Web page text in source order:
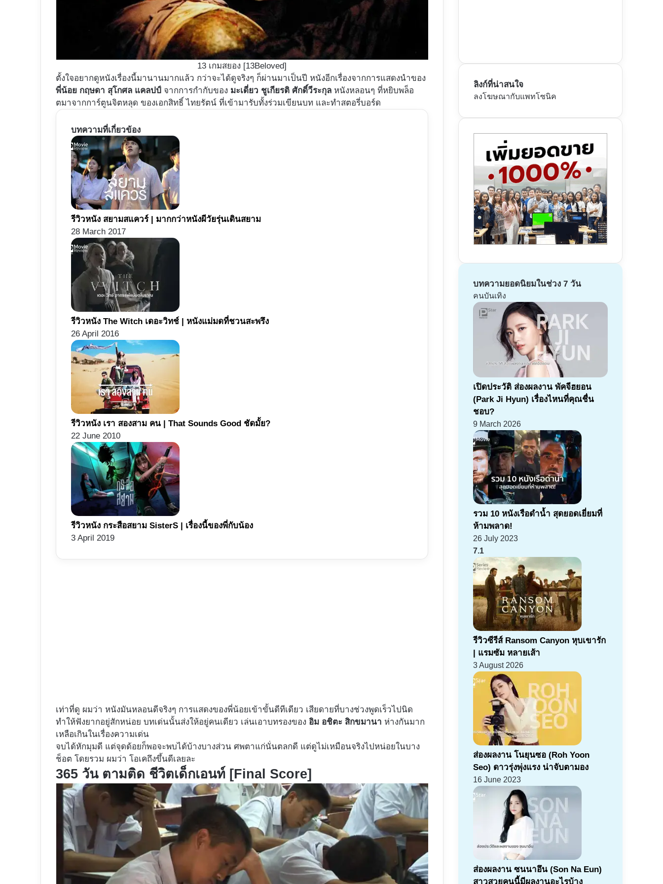
13 เกมสยอง [13Beloved]
ตั้งใจอยากดูหนังเรื่องนี้มานานมากแล้ว กว่าจะได้ดูจริงๆ ก็ผ่านมาเป็นปี หนังอีกเรื่องจากการแสดงนำของ
พี่น้อย กฤษดา สุโกศล แคลปป์ จากการกำกับของ มะเดี่ยว ชูเกียรติ ศักดิ์วีระกุล หนังหลอนๆ ที่หยิบพล็อ
ตมาจากการ์ตูนจิตหลุด ของเอกสิทธิ์ ไทยรัตน์ ที่เข้ามารับทั้งร่วมเขียนบท และทำสตอรี่บอร์ด
บทความที่เกี่ยวข้อง
รีวิวหนัง สยามสแควร์ | มากกว่าหนังผีวัยรุ่นเดินสยาม
28 March 2017
รีวิวหนัง The Witch เดอะวิทช์ | หนังแม่มดที่ชวนสะพรึง
26 April 2016
รีวิวหนัง เรา สองสาม คน | That Sounds Good ชัดมั้ย?
22 June 2010
รีวิวหนัง กระสือสยาม SisterS | เรื่องนี้ของพี่กับน้อง
3 April 2019
เท่าที่ดู ผมว่า หนังมันหลอนดีจริงๆ การแสดงของพี่น้อยเข้าขั้นดีทีเดียว เสียดายที่บางช่วงพูดเร็วไปนิด
ทำให้ฟังยากอยู่สักหน่อย บทเด่นนั้นส่งให้อยู่คนเดียว เล่นเอาบทรองของอิม อชิตะ สิกขมานา ห่างกันมาก
เหลือเกินในเรื่องความเด่น
จบได้หักมุมดี แต่จุดด้อยก็พอจะพบได้บ้างบางส่วน ศพตาแก่นั่นตลกดี แต่ดูไม่เหมือนจริงไปหน่อยในบาง
ช็อต โดยรวม ผมว่า โอเคถึงขึ้นดีเลยละ
365 วัน ตามติด ชีวิตเด็กเอนท์ [Final Score]
ลิงก์ที่น่าสนใจ
ลงโฆษณากับแพทโซนิค
บทความยอดนิยมในช่วง 7 วัน
คนบันเทิง
เปิดประวัติ ส่องผลงาน พัคจีฮยอน
(Park Ji Hyun) เรื่องไหนที่คุณชื่น
ชอบ?
9 March 2026
รวม 10 หนังเรือดำน้ำ สุดยอดเยี่ยมที่
ห้ามพลาด!
26 July 2023
7.1
รีวิวซีรีส์ Ransom Canyon หุบเขารัก
| แรมซัม หลายเส้า
3 August 2026
ส่องผลงาน โนยุนซอ (Roh Yoon
Seo) ดาวรุ่งพุ่งแรง น่าจับตามอง
16 June 2023
ส่องผลงาน ซนนาอึน (Son Na Eun)
สาวสวยคนนี้มีผลงานอะไรบ้าง